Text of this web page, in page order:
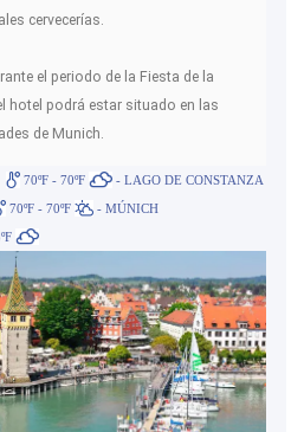
cervecerías.
el periodo de la Fiesta de la
hotel podrá estar situado en las
de Munich.
70ºF - 70ºF
- LAGO DE CONSTANZA
70ºF - 70ºF
- MÚNICH